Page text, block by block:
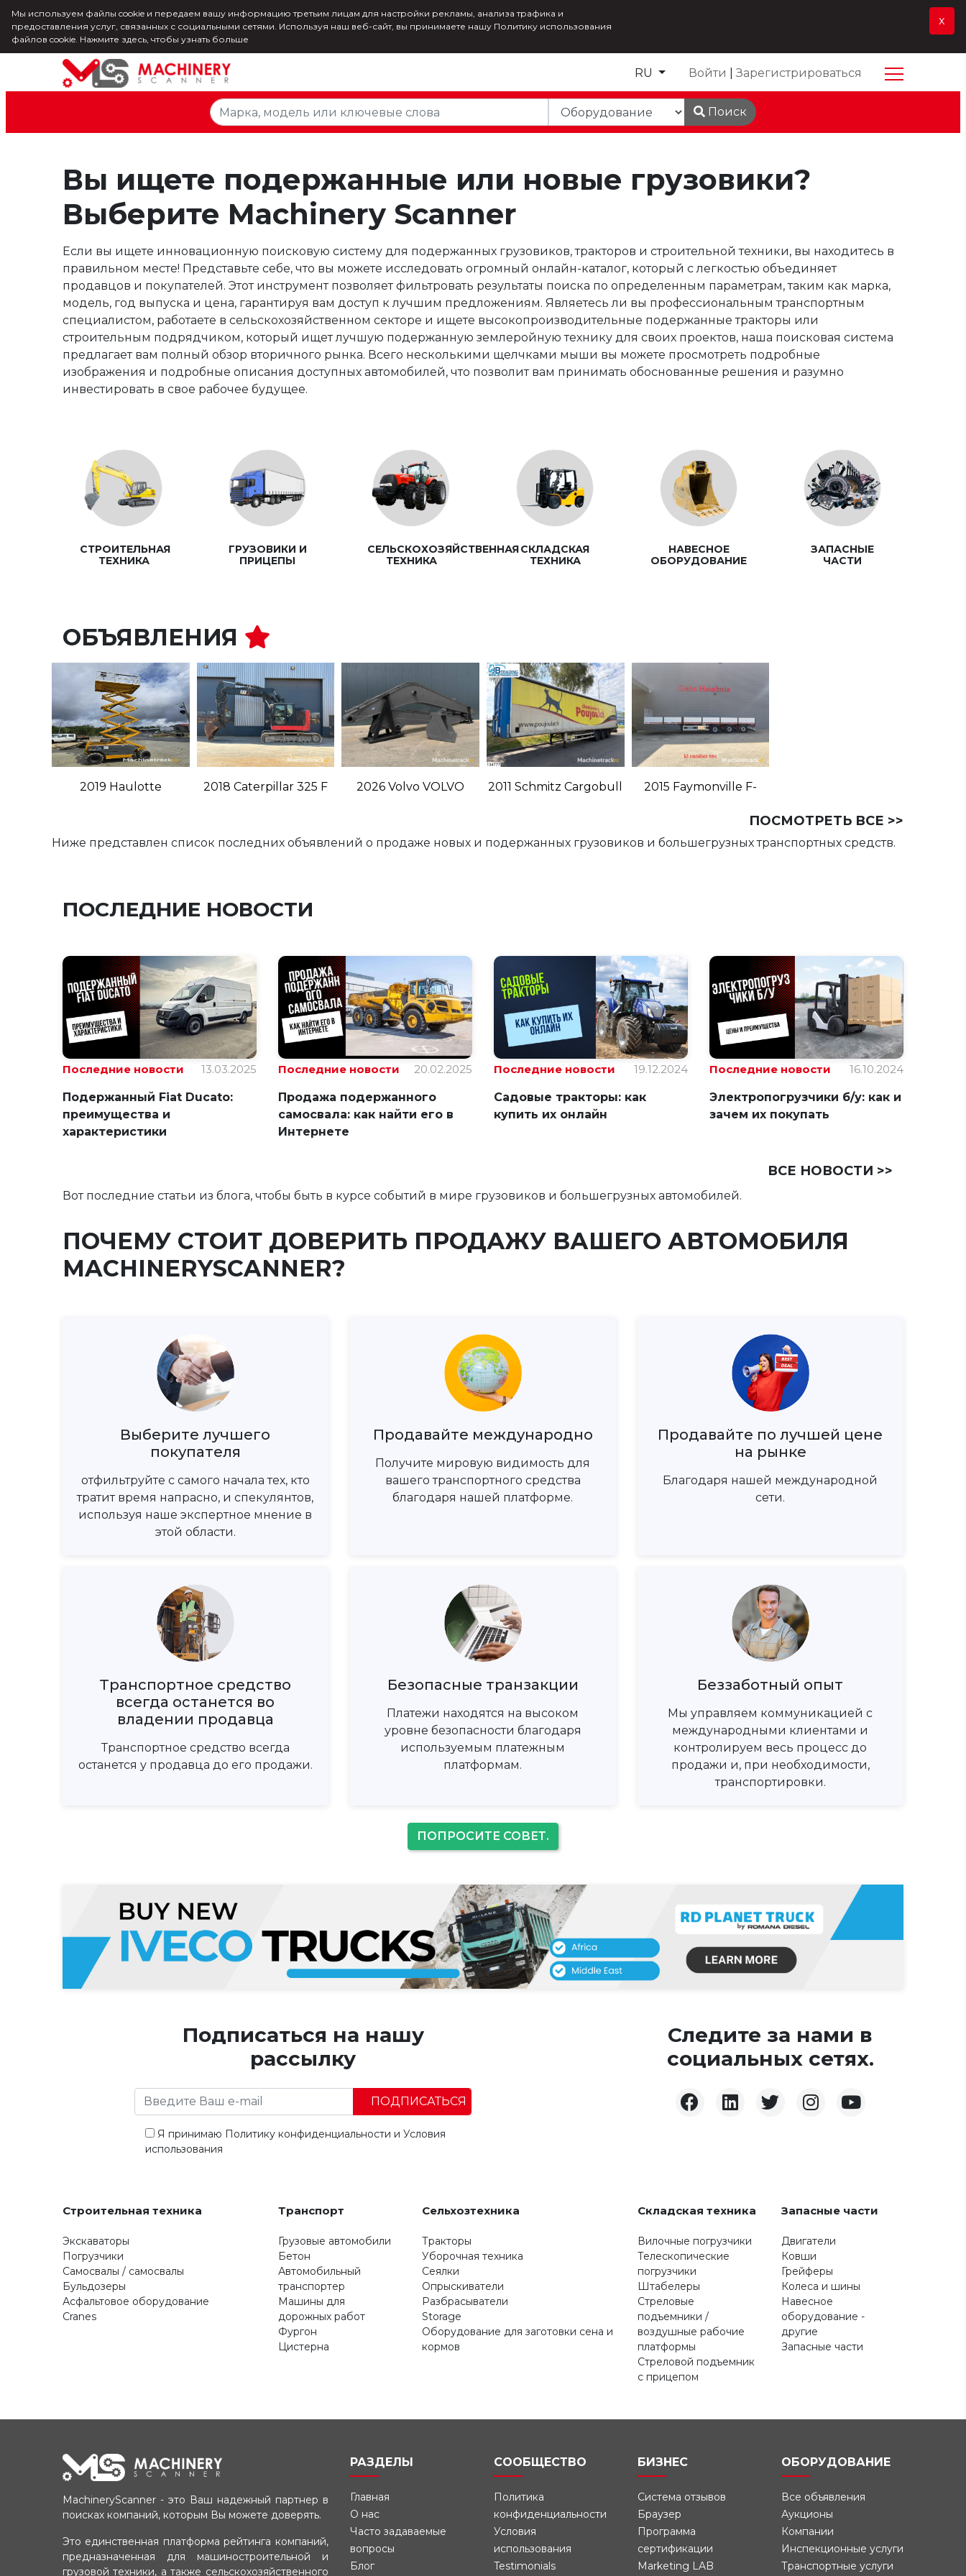
Мы используем файлы cookie и передаем вашу информацию третьим лицам для настройки рекламы, анализа трафика и
предоставления услуг, связанных с социальными сетями. Используя наш веб-сайт, вы принимаете нашу Политику использования
файлов cookie. Нажмите здесь, чтобы узнать больше
x
RU Войти |Зарегистрироваться
Поиск
Вы ищете подержанные или новые грузовики?
Выберите Machinery Scanner
Если вы ищете инновационную поисковую систему для подержанных грузовиков, тракторов и строительной техники, вы находитесь в
правильном месте! Представьте себе, что вы можете исследовать огромный онлайн-каталог, который с легкостью объединяет
продавцов и покупателей. Этот инструмент позволяет фильтровать результаты поиска по определенным параметрам, таким как марка,
модель, год выпуска и цена, гарантируя вам доступ к лучшим предложениям. Являетесь ли вы профессиональным транспортным
специалистом, работаете в сельскохозяйственном секторе и ищете высокопроизводительные подержанные тракторы или
строительным подрядчиком, который ищет лучшую подержанную землеройную технику для своих проектов, наша поисковая система
предлагает вам полный обзор вторичного рынка. Всего несколькими щелчками мыши вы можете просмотреть подробные
изображения и подробные описания доступных автомобилей, что позволит вам принимать обоснованные решения и разумно
инвестировать в свое рабочее будущее.
СТРОИТЕЛЬНАЯ
ТЕХНИКА
ГРУЗОВИКИ И
ПРИЦЕПЫ
СЕЛЬСКОХОЗЯЙСТВЕННАЯ
ТЕХНИКА
СКЛАДСКАЯ
ТЕХНИКА
НАВЕСНОЕ
ОБОРУДОВАНИЕ
ЗАПАСНЫЕ
ЧАСТИ
ОБЪЯВЛЕНИЯ
2019 Haulotte
2018 Caterpillar 325 F
2026 Volvo VOLVO
Inc
2011 Schmitz Cargobull
2015 Faymonville F-
Powersteering!
ПОСМОТРЕТЬ ВСЕ >>
Ниже представлен список последних объявлений о продаже новых и подержанных грузовиков и большегрузных транспортных средств.
ПОСЛЕДНИЕ НОВОСТИ
Последние новости 13.03.2025
Подержанный Fiat Ducato:
преимущества и
характеристики
Последние новости 20.02.2025
Продажа подержанного
самосвала: как найти его в
Интернете
Последние новости 19.12.2024
Садовые тракторы: как
купить их онлайн
Последние новости 16.10.2024
Электропогрузчики б/у: как и
зачем их покупать
ВСЕ НОВОСТИ >>
Вот последние статьи из блога, чтобы быть в курсе событий в мире грузовиков и большегрузных автомобилей.
ПОЧЕМУ СТОИТ ДОВЕРИТЬ ПРОДАЖУ ВАШЕГО АВТОМОБИЛЯ
MACHINERYSCANNER?
Выберите лучшего
покупателя
отфильтруйте с самого начала тех, кто
тратит время напрасно, и спекулянтов,
используя наше экспертное мнение в
этой области.
Продавайте международно
Получите мировую видимость для
вашего транспортного средства
благодаря нашей платформе.
Продавайте по лучшей цене
на рынке
Благодаря нашей международной
сети.
Транспортное средство
всегда останется во
владении продавца
Транспортное средство всегда
останется у продавца до его продажи.
Безопасные транзакции
Платежи находятся на высоком
уровне безопасности благодаря
используемым платежным
платформам.
Беззаботный опыт
Мы управляем коммуникацией с
международными клиентами и
контролируем весь процесс до
продажи и, при необходимости,
транспортировки.
ПОПРОСИТЕ СОВЕТ.
Подписаться на нашу
рассылку
ПОДПИСАТЬСЯ
Я принимаю Политику конфиденциальности и Условия
использования
Следите за нами в
социальных сетях.
Строительная техника
Экскаваторы
Погрузчики
Самосвалы / самосвалы
Бульдозеры
Асфальтовое оборудование
Cranes
Транспорт
Грузовые автомобили
Бетон
Автомобильный
транспортер
Машины для
дорожных работ
Фургон
Цистерна
Сельхозтехника
Тракторы
Уборочная техника
Сеялки
Опрыскиватели
Разбрасыватели
Storage
Оборудование для заготовки сена и
кормов
Складская техника
Вилочные погрузчики
Телескопические
погрузчики
Штабелеры
Стреловые
подъемники /
воздушные рабочие
платформы
Стреловой подъемник
с прицепом
Запасные части
Двигатели
Ковши
Грейферы
Колеса и шины
Навесное
оборудование -
другие
Запасные части
MachineryScanner - это Ваш надежный партнер в
поисках компаний, которым Вы можете доверять.
Это единственная платформа рейтинга компаний,
предназначенная для машиностроительной и
грузовой техники, а также сельскохозяйственного
РАЗДЕЛЫ
Главная
О нас
Часто задаваемые
вопросы
Блог
СООБЩЕСТВО
Политика
конфиденциальности
Условия
использования
Testimonials
БИЗНЕС
Система отзывов
Браузер
Программа
сертификации
Marketing LAB
ОБОРУДОВАНИЕ
Все объявления
Аукционы
Компании
Инспекционные услуги
Транспортные услуги